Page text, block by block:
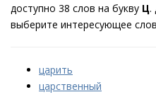
доступно 38 слов на букву Ц.
выберите интересующее
царить
царственный